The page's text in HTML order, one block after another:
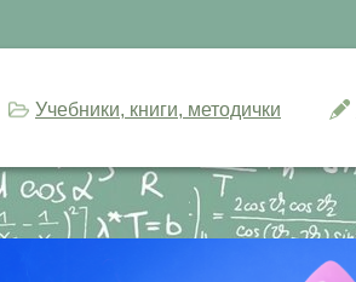
Учебники, книги, методички